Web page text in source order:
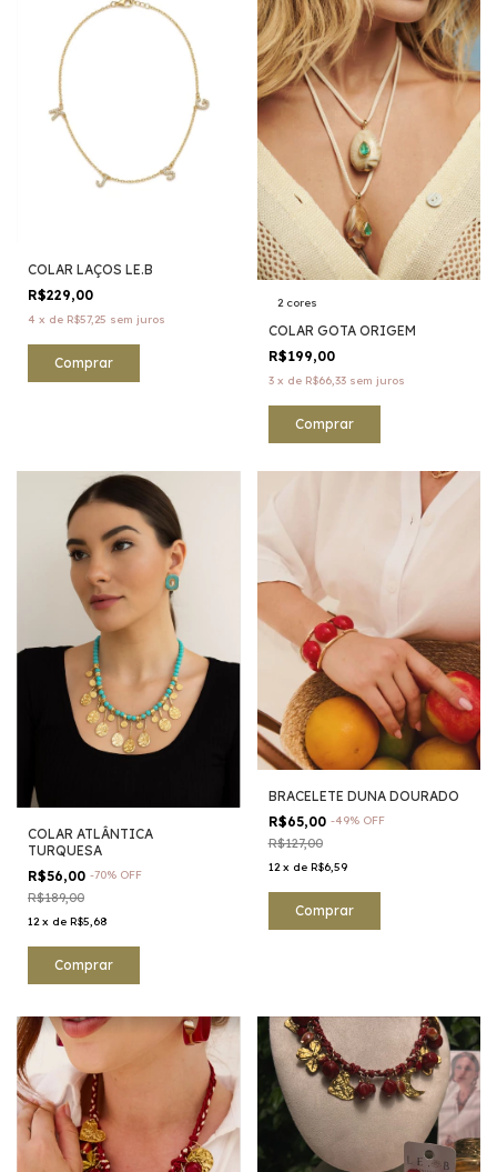
COLAR LAÇOS LE.B
R$229,00
4 x de R$57,25 sem juros
2 cores
COLAR GOTA ORIGEM
R$199,00
3 x de R$66,33 sem juros
Comprar
COLAR ATLÂNTICA
TURQUESA
R$56,00 -70% OFF
R$189,00
12 x de R$5,68
BRACELETE DUNA DOURADO
R$65,00 -49% OFF
R$127,00
12 x de R$6,59